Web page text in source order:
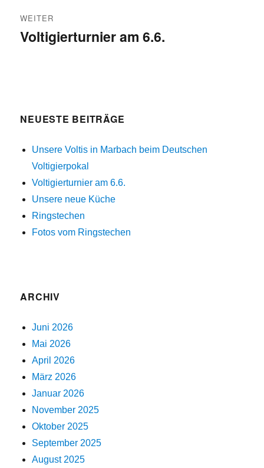
WEITER
Nächster
Voltigierturnier am 6.6.
NEUESTE BEITRÄGE
Unsere Voltis in Marbach beim Deutschen
Voltigierpokal
Voltigierturnier am 6.6.
Unsere neue Küche
Ringstechen
Fotos vom Ringstechen
ARCHIV
Juni 2026
Mai 2026
April 2026
März 2026
Januar 2026
November 2025
Oktober 2025
September 2025
August 2025